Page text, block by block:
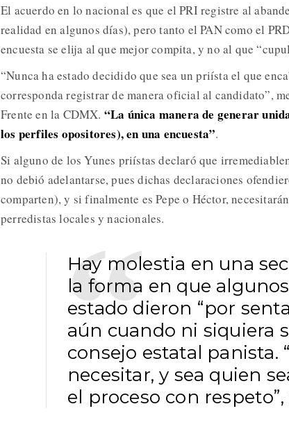
El acuerdo en lo nacional es que el PRI registre al
realidad en algunos días), pero tanto el PAN como el
encuesta se elija al que mejor compita, y no al que
“Nunca ha estado decidido que sea un priísta el que
corresponda registrar de manera oficial al candidato”,
Frente en la CDMX. “La única manera de generar
los perfiles opositores), en una encuesta”.
Si alguno de los Yunes priístas declaró que
no debió adelantarse, pues dichas declaraciones
comparten), y si finalmente es Pepe o Héctor,
perredistas locales y nacionales.
Hay molestia en una
la forma en que
estado dieron “por
aún cuando ni siquiera
consejo estatal panista.
necesitar, y sea quien
el proceso con